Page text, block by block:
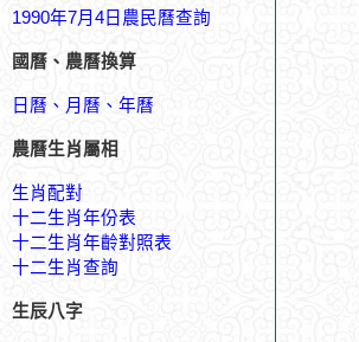
1990年7月4日農民曆查詢
國曆、農曆換算
日曆、月曆、年曆
農曆生肖屬相
生肖配對
十二生肖年份表
十二生肖年齡對照表
十二生肖查詢
生辰八字